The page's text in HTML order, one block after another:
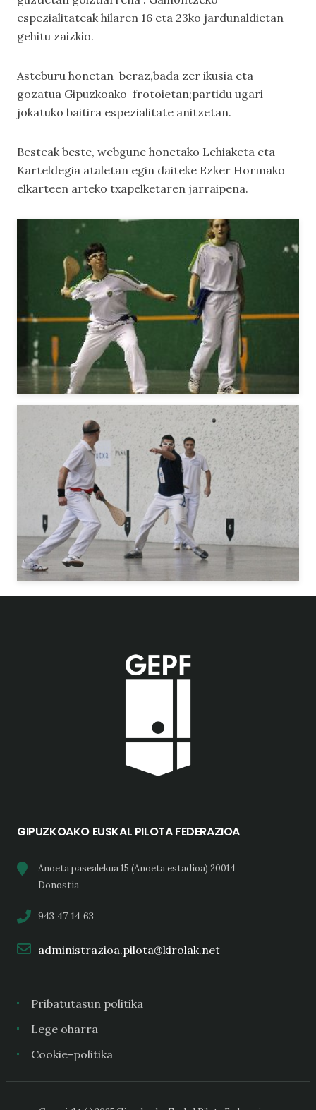
espezialitateak hilaren 16 eta 23ko jardunaldietan
gehitu zaizkio.
Asteburu honetan beraz,bada zer ikusia eta
gozatua Gipuzkoako frotoietan;partidu ugari
jokatuko baitira espezialitate anitzetan.
Besteak beste, webgune honetako Lehiaketa eta
Karteldegia ataletan egin daiteke Ezker Hormako
elkarteen arteko txapelketaren jarraipena.
GIPUZKOAKO EUSKAL PILOTA FEDERAZIOA
Anoeta pasealekua 15 (Anoeta estadioa) 20014
Donostia
943 47 14 63
administrazioa.pilota@kirolak.net
Pribatutasun politika
Lege oharra
Cookie-politika